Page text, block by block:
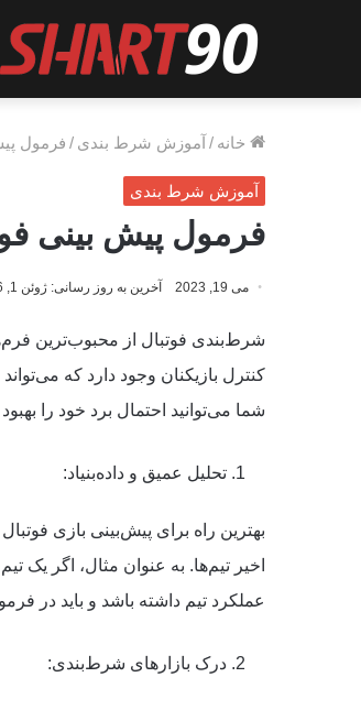
خانه / آموزش شرط بندی / فرمول
آموزش شرط بندی
فرمول پیش بینی
می 19, 2023 آخرین به روز رسانی: ژوئن 1, 2026
شرط‌بندی فوتبال از محبوب‌ترین
کنترل بازیکنان وجود دارد که
شما می‌توانید احتمال برد خود را
تحلیل عمیق و داده‌بنیاد:
بهترین راه برای پیش‌بینی بازی
اخیر تیم‌ها. به عنوان مثال، اگر یک
عملکرد تیم داشته باشد و باید در
درک بازارهای شرط‌بندی: